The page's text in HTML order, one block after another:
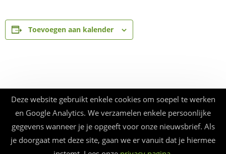
Toevoegen aan kalender
Deze website gebruikt enkele cookies om soepel te werken
en Google Analytics. We verzamelen enkele persoonlijke
gegevens wanneer je je opgeeft voor onze nieuwsbrief. Als
je doorgaat met deze site, gaan we er vanuit dat je hiermee